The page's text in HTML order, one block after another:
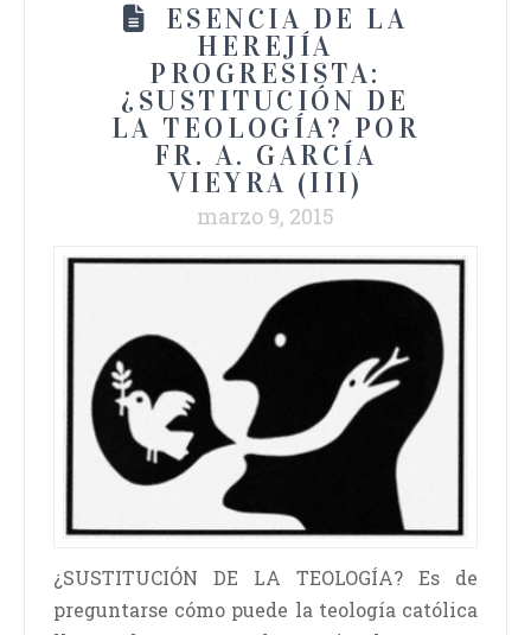
ESENCIA DE LA
HEREJÍA
PROGRESISTA:
¿SUSTITUCIÓN DE
LA TEOLOGÍA? POR
FR. A. GARCÍA
VIEYRA (III)
marzo 9, 2015
¿SUSTITUCIÓN DE LA TEOLOGÍA? Es de
preguntarse cómo puede la teología católica